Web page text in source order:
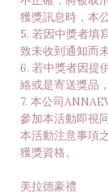
獲獎訊息時，本
5. 若因中獎者填
致未收到通知而
6. 若中獎者因提
絡或是寄送獎品
7. 本公司
參加本活動即視
本活動注意事項
獲獎資格。
美拉德豪禮